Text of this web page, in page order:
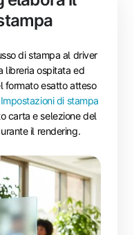
di stampa al driver
libreria ospitata ed
formato esatto atteso
Impostazioni di stampa
carta e selezione del
il rendering.